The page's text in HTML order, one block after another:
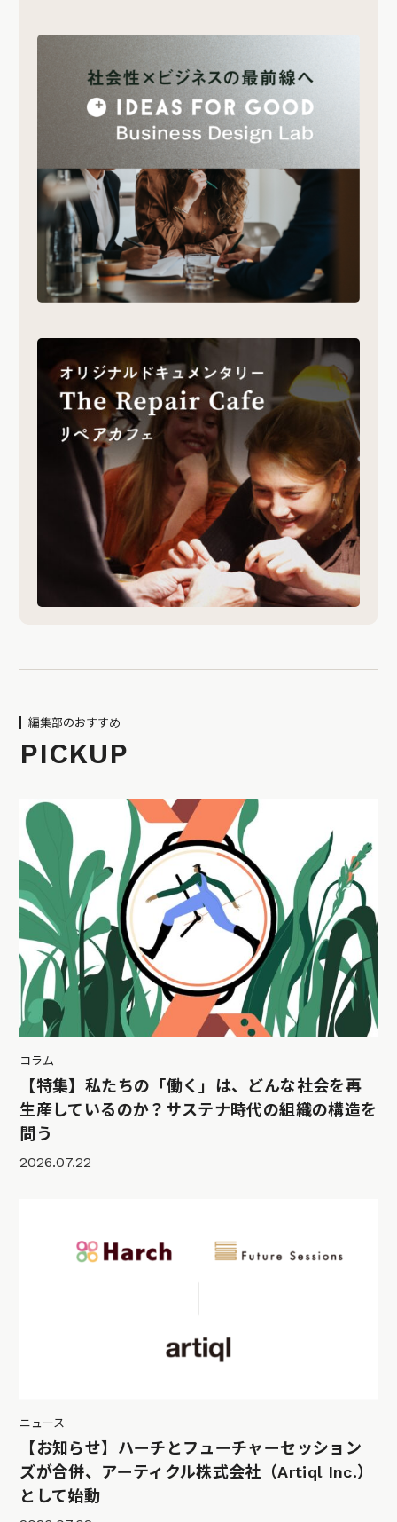
編集部のおすすめ
PICKUP
コラム
【特集】私たちの「働く」は、どんな社会を再
生産しているのか？サステナ時代の組織の構造を
問う
2026.07.22
ニュース
【お知らせ】ハーチとフューチャーセッション
ズが合併、アーティクル株式会社（Artiql Inc.）
として始動